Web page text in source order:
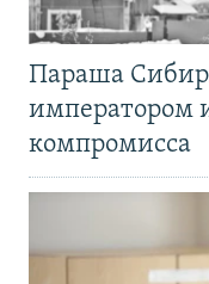
Параша
императором
компромисса